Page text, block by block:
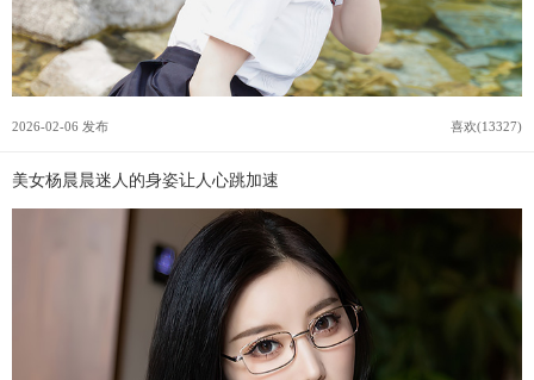
2026-02-06 发布 喜欢(13327)
美女杨晨晨迷人的身姿让人心跳加速